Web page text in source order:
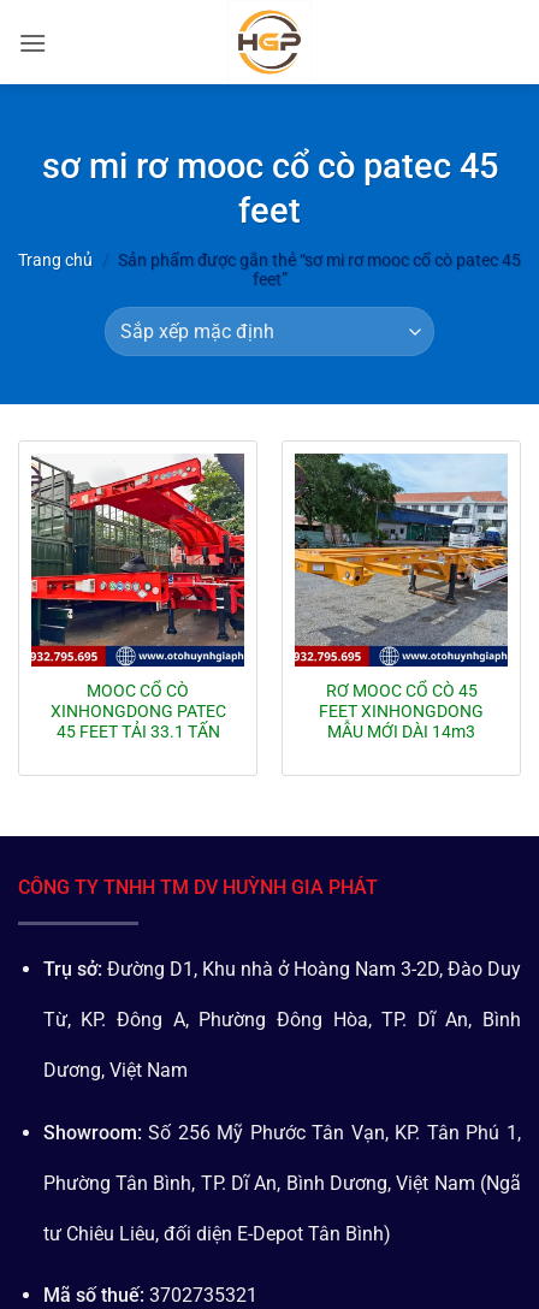
qua
sơ mi rơ mooc cổ cò patec 45
feet
Trang chủ / Sản phẩm được gắn thẻ “sơ mi rơ mooc cổ cò patec 45
feet”
MOOC CỔ CÒ
XINHONGDONG PATEC
45 FEET TẢI 33.1 TẤN
RƠ MOOC CỔ CÒ 45
FEET XINHONGDONG
MẪU MỚI DÀI 14m3
CÔNG TY TNHH TM DV HUỲNH GIA PHÁT
Trụ sở: Đường D1, Khu nhà ở Hoàng Nam 3-2D, Đào Duy
Từ, KP. Đông A, Phường Đông Hòa, TP. Dĩ An, Bình
Dương, Việt Nam
Showroom: Số 256 Mỹ Phước Tân Vạn, KP. Tân Phú 1,
Phường Tân Bình, TP. Dĩ An, Bình Dương, Việt Nam (Ngã
tư Chiêu Liêu, đối diện E-Depot Tân Bình)
Mã số thuế: 3702735321